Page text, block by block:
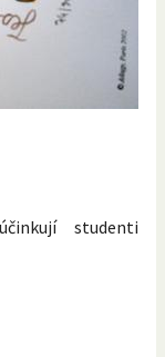
studenti